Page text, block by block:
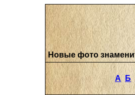
Новые фото
А Б